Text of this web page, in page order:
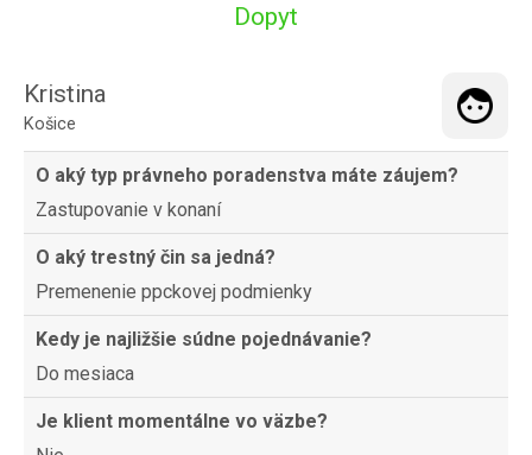
Dopyt
Kristina
Košice
O aký typ právneho poradenstva máte záujem?
Zastupovanie v konaní
O aký trestný čin sa jedná?
Premenenie ppckovej podmienky
Kedy je najližšie súdne pojednávanie?
Do mesiaca
Je klient momentálne vo väzbe?